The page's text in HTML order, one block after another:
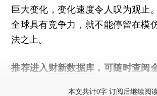
巨大变化，变化速度令人叹为观止
全球具有竞争力，就不能停留在模
法之上。
推荐进入 财新数据库 ，可随时查阅
本文共计0字 订阅后继续阅